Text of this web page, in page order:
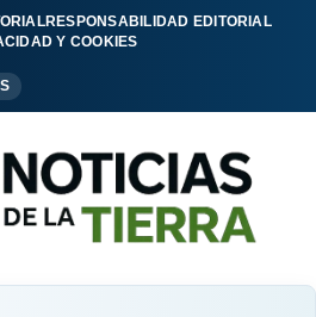
RESPONSABILIDAD EDITORIAL
Y COOKIES